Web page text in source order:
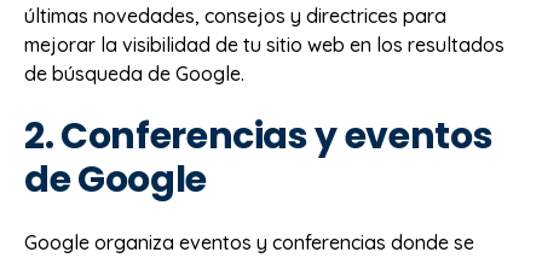
últimas novedades, consejos y directrices para
mejorar la visibilidad de tu sitio web en los resultados
de búsqueda de Google.
2. Conferencias y eventos
de Google
Google organiza eventos y conferencias donde se